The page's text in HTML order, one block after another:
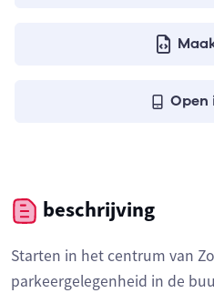
Open
beschrijving
Starten in het centrum van
parkeergelegenheid in de